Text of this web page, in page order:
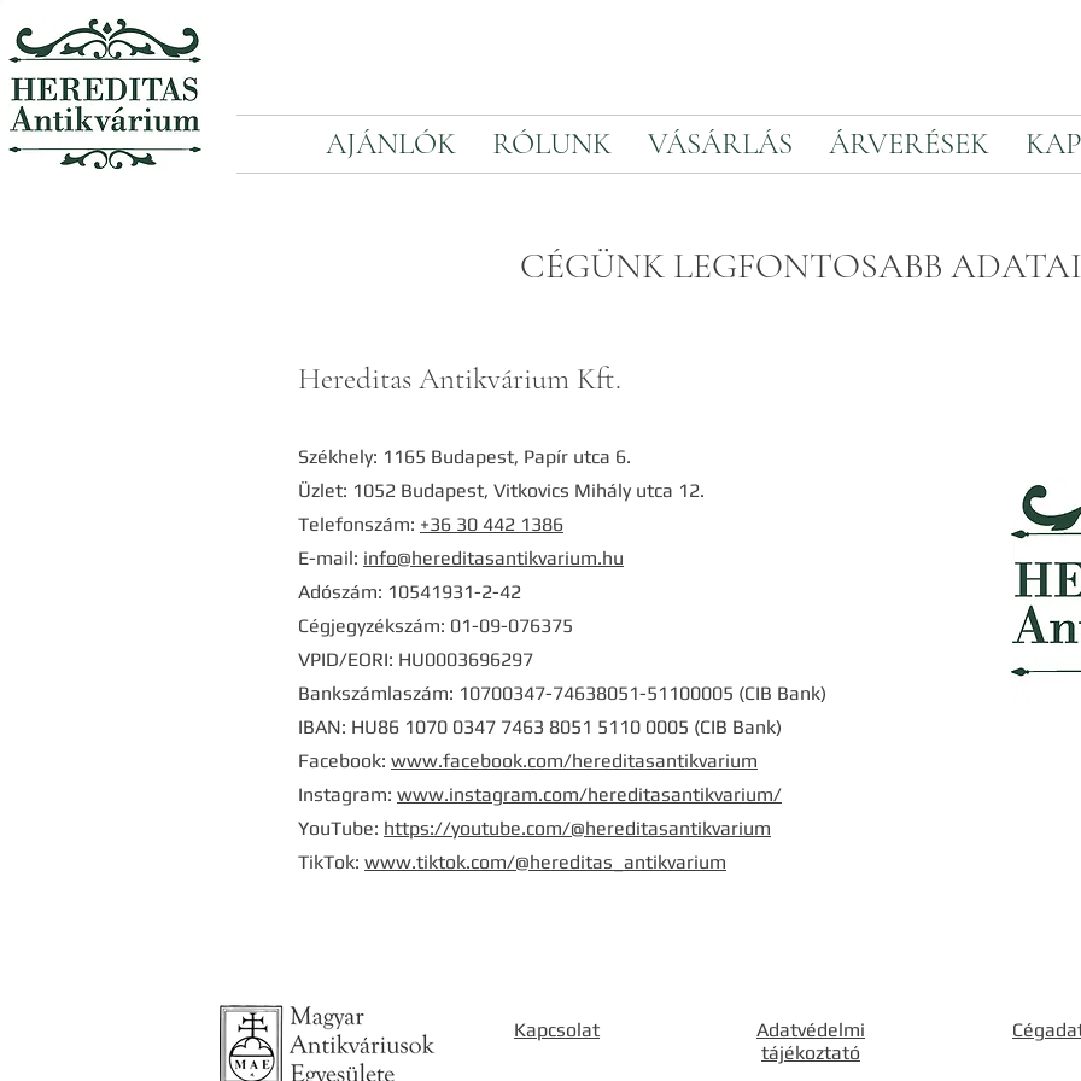
AJÁNLÓK RÓLUNK VÁSÁRLÁS ÁRVERÉSEK
CÉGÜNK LEGFONTOSABB ADATAI
Hereditas Antikvárium Kft.
Székhely: 1165 Budapest, Papír utca 6.
Üzlet: 1052 Budapest, Vitkovics Mihály utca 12.
Telefonszám: +36 30 442 1386
E-mail: info@hereditasantikvarium.hu
Adószám: 10541931-2-42
Cégjegyzékszám: 01-09-076375
VPID/EORI: HU0003696297
Bankszámlaszám: 10700347-74638051-51100005 (CIB Bank)
IBAN: HU86 1070 0347 7463 8051 5110 0005 (CIB Bank)
Facebook: www.facebook.com/hereditasantikvarium
Instagram: www.instagram.com/hereditasantikvarium/
YouTube: https://youtube.com/@hereditasantikvarium
TikTok: www.tiktok.com/@hereditas_antikvarium
Kapcsolat
Adatvédelmi
tájékoztató